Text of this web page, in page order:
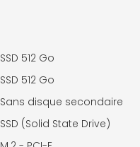
SSD 512 Go
SSD 512 Go
Sans disque secondaire
SSD (Solid State Drive)